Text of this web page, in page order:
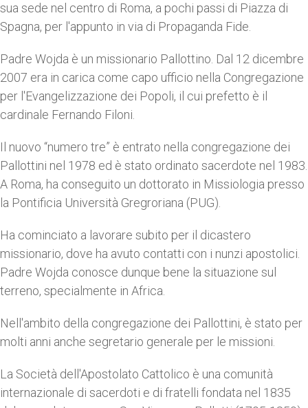
sua sede nel centro di Roma, a pochi passi di Piazza di
Spagna, per l'appunto in via di Propaganda Fide.
Padre Wojda è un missionario Pallottino. Dal 12 dicembre
2007 era in carica come capo ufficio nella Congregazione
per l'Evangelizzazione dei Popoli, il cui prefetto è il
cardinale Fernando Filoni.
Il nuovo “numero tre” è entrato nella congregazione dei
Pallottini nel 1978 ed è stato ordinato sacerdote nel 1983.
A Roma, ha conseguito un dottorato in Missiologia presso
la Pontificia Università Gregroriana (PUG).
Ha cominciato a lavorare subito per il dicastero
missionario, dove ha avuto contatti con i nunzi apostolici.
Padre Wojda conosce dunque bene la situazione sul
terreno, specialmente in Africa.
Nell'ambito della congregazione dei Pallottini, è stato per
molti anni anche segretario generale per le missioni.
La Società dell'Apostolato Cattolico è una comunità
internazionale di sacerdoti e di fratelli fondata nel 1835